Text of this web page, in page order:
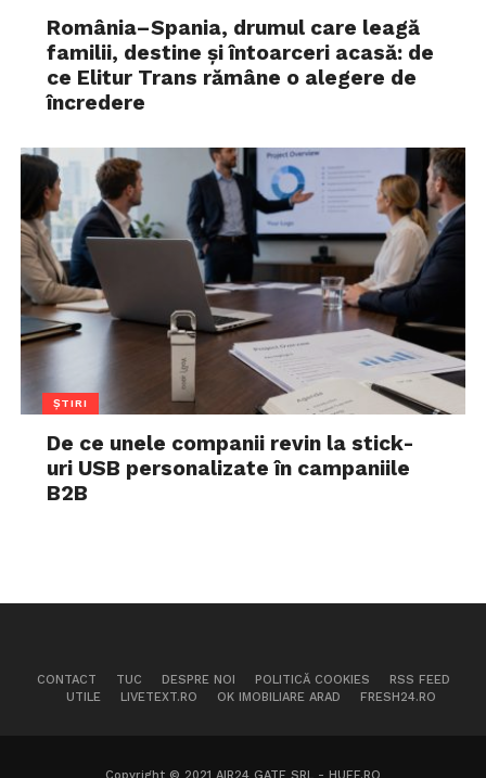
România–Spania, drumul care leagă
familii, destine și întoarceri acasă: de
ce Elitur Trans rămâne o alegere de
încredere
ȘTIRI
De ce unele companii revin la stick-
uri USB personalizate în campaniile
B2B
CONTACT TUC DESPRE NOI POLITICĂ COOKIES
RSS FEED
UTILE
LIVETEXT.RO OK IMOBILIARE ARAD FRESH24.RO